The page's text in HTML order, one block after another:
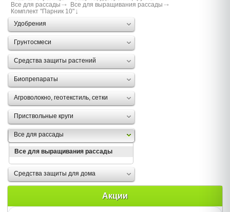
Все для рассады
Все для выращивания рассады
Комплект "Парник 10"
Удобрения
Грунтосмеси
Средства защиты растений
Биопрепараты
Агроволокно, геотекстиль, сетки
Приствольные круги
Все для рассады
Все для выращивания рассады
Средства защиты для дома
Акции